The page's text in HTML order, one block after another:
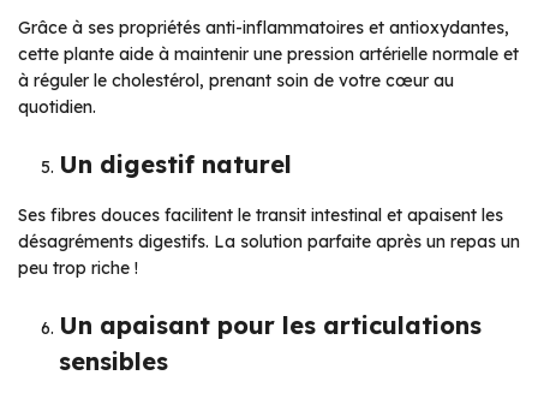
Grâce à ses propriétés anti-inflammatoires et antioxydantes,
cette plante aide à maintenir une pression artérielle normale et
à réguler le cholestérol, prenant soin de votre cœur au
quotidien.
Un digestif naturel
Ses fibres douces facilitent le transit intestinal et apaisent les
désagréments digestifs. La solution parfaite après un repas un
peu trop riche !
Un apaisant pour les articulations
sensibles